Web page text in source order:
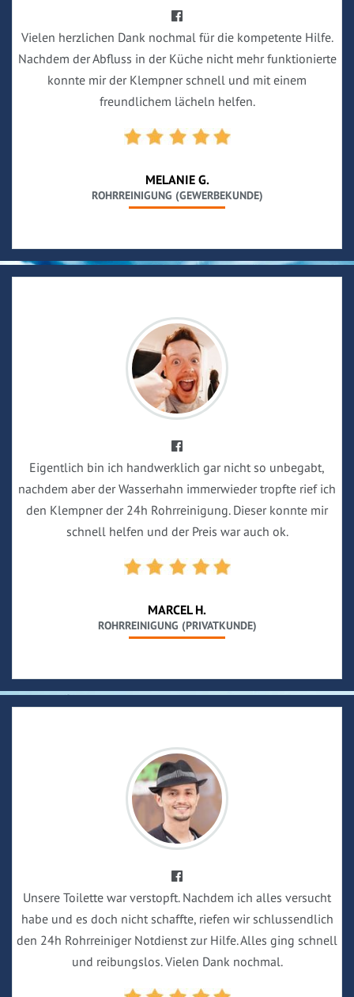
Vielen herzlichen Dank nochmal für die kompetente Hilfe.
Nachdem der Abfluss in der Küche nicht mehr funktionierte
konnte mir der Klempner schnell und mit einem
freundlichem lächeln helfen.
MELANIE G.
ROHRREINIGUNG (GEWERBEKUNDE)
Eigentlich bin ich handwerklich gar nicht so unbegabt,
nachdem aber der Wasserhahn immerwieder tropfte rief ich
den Klempner der 24h Rohrreinigung. Dieser konnte mir
schnell helfen und der Preis war auch ok.
MARCEL H.
ROHRREINIGUNG (PRIVATKUNDE)
Unsere Toilette war verstopft. Nachdem ich alles versucht
habe und es doch nicht schaffte, riefen wir schlussendlich
den 24h Rohrreiniger Notdienst zur Hilfe. Alles ging schnell
und reibungslos. Vielen Dank nochmal.